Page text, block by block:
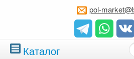
pol-
Каталог